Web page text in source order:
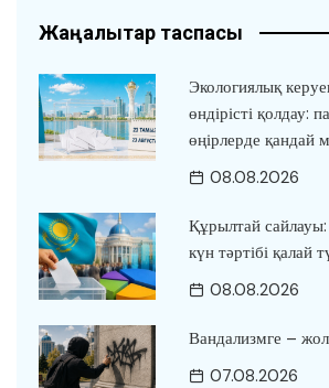
Жаңалықтар таспасы
Экологиялық
өндірісті қолдау:
өңірлерде қандай
08.08.2026
Құрылтай
күн тәртібі қалай
08.08.2026
Вандализмге –
07.08.2026